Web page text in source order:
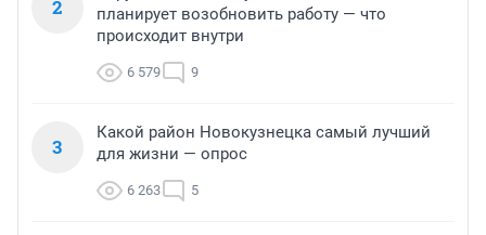
2
планирует возобновить работу — что
происходит внутри
6 579 9
3
Какой район Новокузнецка самый лучший
для жизни — опрос
6 263 5